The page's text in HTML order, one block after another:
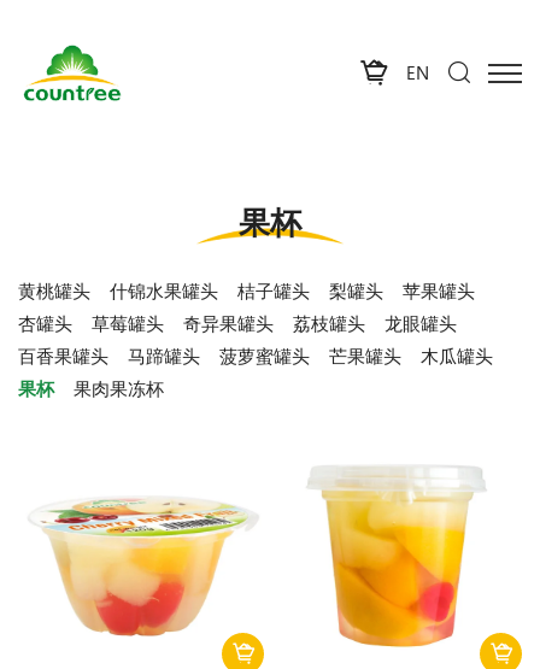
EN
果杯
黄桃罐头 什锦水果罐头 桔子罐头 梨罐头
苹果罐头
杏罐头
草莓罐头 奇异果罐头 荔枝罐头
龙眼罐头
百香果罐头
马蹄罐头 菠萝蜜罐头 芒果罐头
木瓜罐头
果杯
果肉果冻杯